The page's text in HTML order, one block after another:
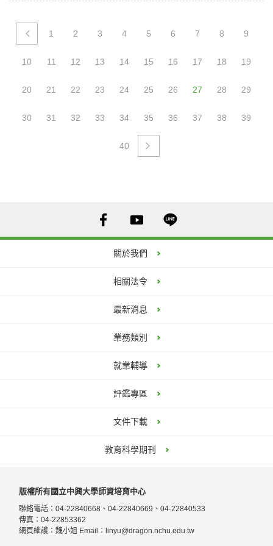
1 2 3 4 5 6 7 8 9
10 11 12 13 14 15 16 17 18 19
20 21 22 23 24 25 26 27 28 29
30 31 32 33 34 35 36 37 38 39
40
關於我們
相關法令
最新消息
業務類別
就業輔導
評鑑專區
文件下載
教育科學期刊
版權所有國立中興大學師資培育中心
聯絡電話：04-22840668、04-22840669、04-22840533
傳真：04-22853362
網頁維護：魏小姐 Email： linyu@dragon.nchu.edu.tw